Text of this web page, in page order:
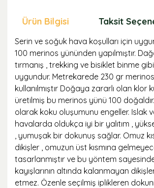
Ürün Bilgisi Taksit
Serin ve soğuk hava koşulları için
100 merinos yününden yapılmıştır.
tırmanış , trekking ve bisiklet binme
uygundur. Metrekarede 230 gr
kullanılmıştır Doğaya zararlı olan klor
üretilmiş bu merinos yünü 100
olarak koku oluşumunu engeller. Islak
havalarda oldukça iyi bir yalıtım ,
, yumuşak bir dokunuş sağlar. Omuz
dikişler , omuzun üst kısmına
tasarlanmıştır ve bu yöntem
kayışlarının altında kalanmayan
etmez. Özenle seçilmiş iplikleren